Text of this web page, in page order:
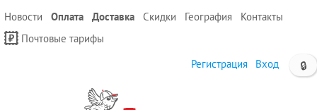
Новости Оплата Доставка Скидки География
Контакты
Почтовые тарифы
🔒
Регистрация Вход